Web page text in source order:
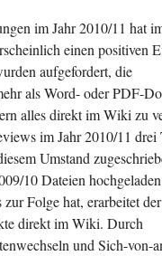
im Jahr 2010/11 hat
einen positiven
aufgefordert, die
als Word- oder PDF-
alles direkt im Wiki zu
im Jahr 2010/11 drei
Umstand
10 Dateien
Folge hat, erarbeitet der
direkt im Wiki. Durch
und Sich-von-